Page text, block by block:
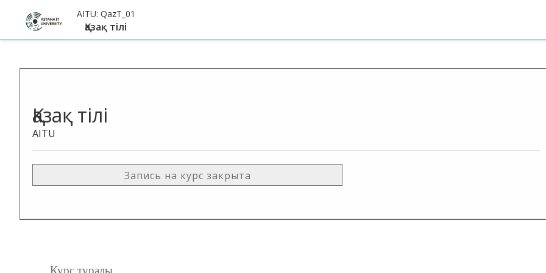
AITU: QazT_01
Қазақ тiлi
Қазақ тiлi
AITU
Запись на курс закрыта
Курс туралы